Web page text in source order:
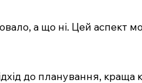
а що ні. Цей аспект
до планування, краща